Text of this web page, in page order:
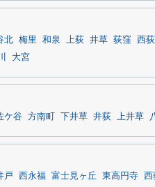
北 梅里 和泉 上荻 井草 荻窪 西
大宮
ケ谷 方南町 下井草 井荻 上井草
戸 西永福 富士見ヶ丘 東高円寺 西